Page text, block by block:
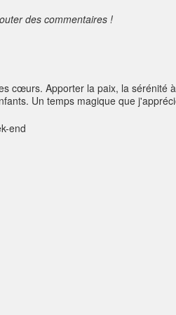
des commentaires !
cœurs. Apporter la paix, la sérénité
Un temps magique que
end